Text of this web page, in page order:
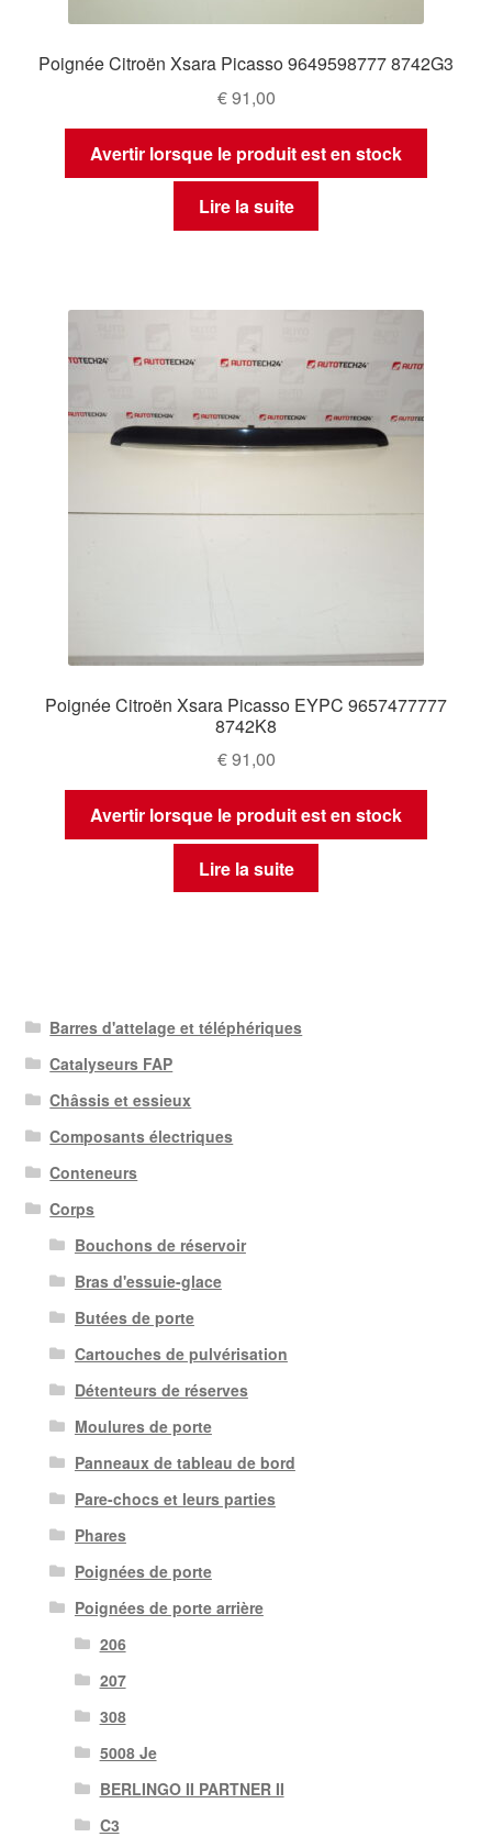
Poignée Citroën Xsara Picasso 9649598777 8742G3
€91,00
Avertir lorsque le produit est en stock
Lire la suite
Poignée Citroën Xsara Picasso EYPC 9657477777
8742K8
€91,00
Avertir lorsque le produit est en stock
Lire la suite
Barres d'attelage et téléphériques
Catalyseurs FAP
Châssis et essieux
Composants électriques
Conteneurs
Corps
Bouchons de réservoir
Bras d'essuie-glace
Butées de porte
Cartouches de pulvérisation
Détenteurs de réserves
Moulures de porte
Panneaux de tableau de bord
Pare-chocs et leurs parties
Phares
Poignées de porte
Poignées de porte arrière
206
207
308
5008 Je
BERLINGO II PARTNER II
C3